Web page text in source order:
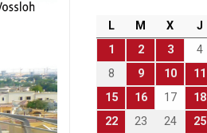
L M X J
1
2 3 4
8
9 10 11
15
16 17 18
22
23 24 25